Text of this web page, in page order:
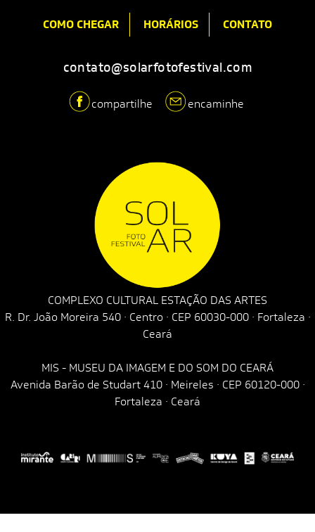
COMO CHEGAR HORÁRIOS CONTATO
contato@solarfotofestival.com
compartilhe encaminhe
COMPLEXO CULTURAL ESTAÇÃO DAS ARTES
R. Dr. João Moreira 540 · Centro · CEP 60030-000 · Fortaleza ·
Ceará
MIS - MUSEU DA IMAGEM E DO SOM DO CEARÁ
Avenida Barão de Studart 410 · Meireles · CEP 60120-000 ·
Fortaleza · Ceará